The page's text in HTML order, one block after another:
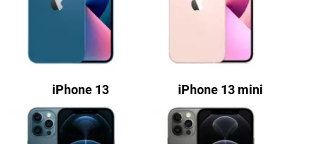
iPhone 13 iPhone 13 mini